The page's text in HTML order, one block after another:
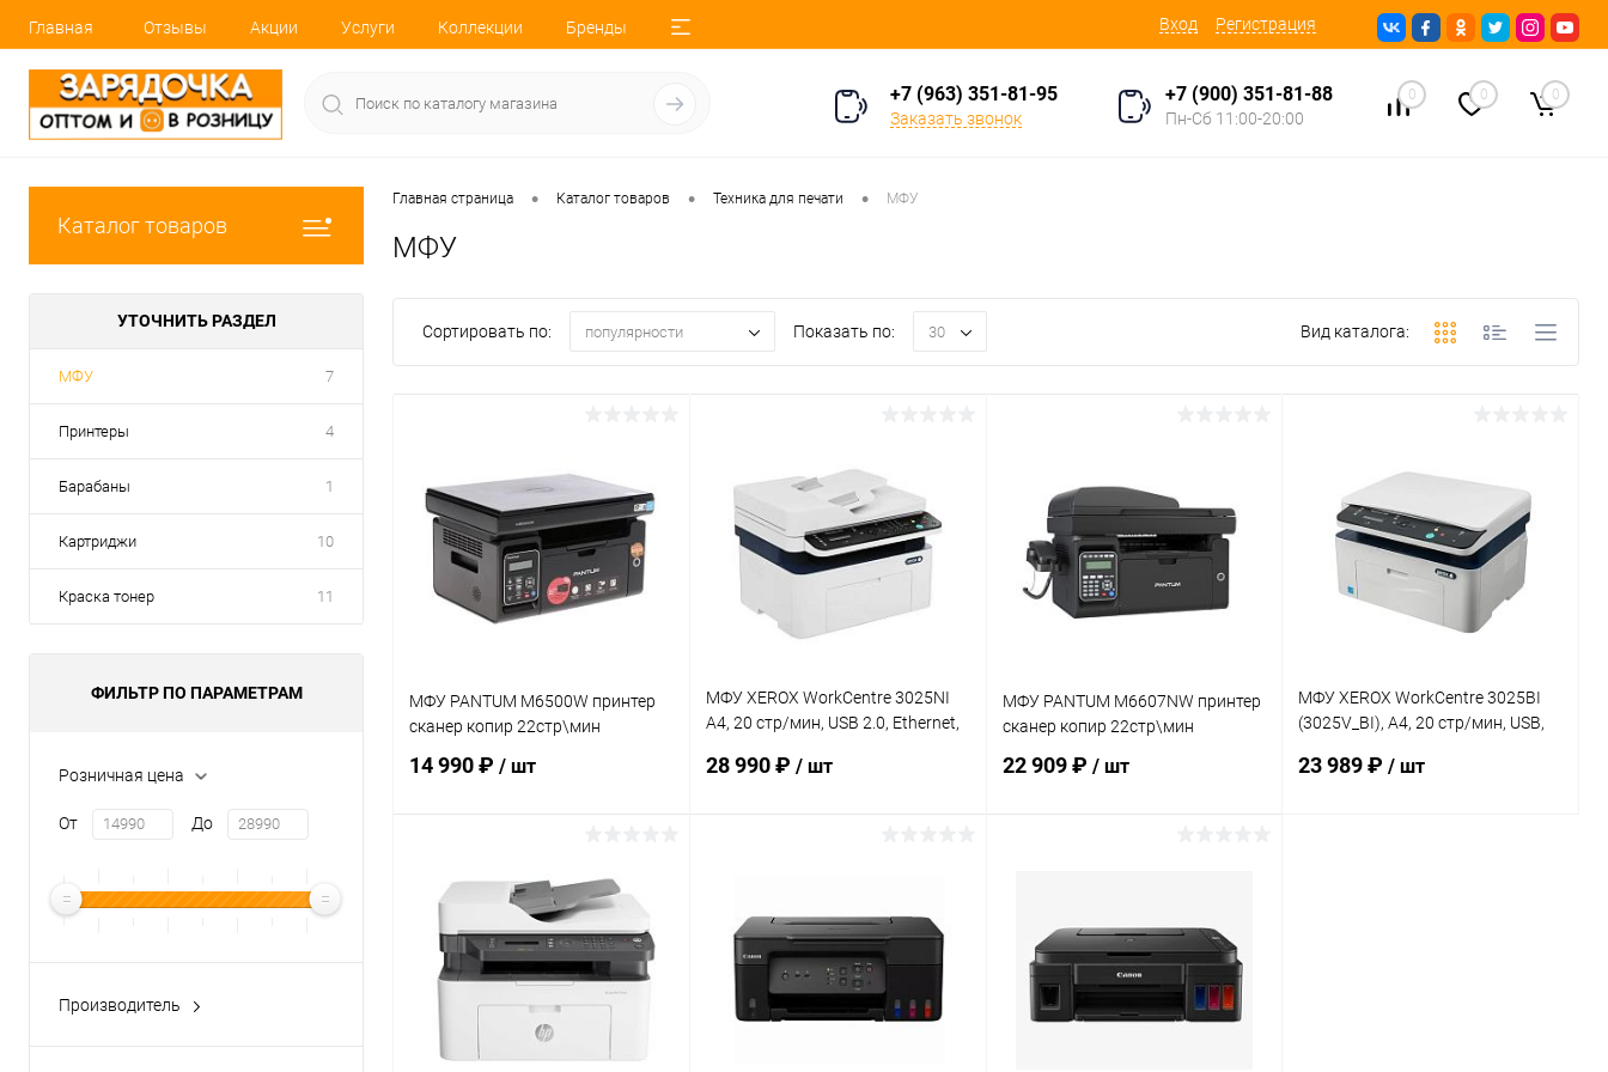
Главная Отзывы Акции Услуги Коллекции Бренды Вход Регистрация
+7 (963) 351-81-95
Заказать звонок
+7 (900) 351-81-88
Пн-Сб 11:00-20:00
0 0 0
Каталог товаров
УТОЧНИТЬ РАЗДЕЛ
МФУ 7
Принтеры 4
Барабаны 1
Картриджи 10
Краска тонер 11
ФИЛЬТР ПО ПАРАМЕТРАМ
Розничная цена
От До
Производитель
Главная страница • Каталог товаров • Техника для печати • МФУ
МФУ
Сортировать по: популярности Показать по: 30 Вид каталога:
МФУ PANTUM M6500W принтер
сканер копир 22стр\мин
14 990 ₽ / шт
Купить в 1 клик К сравнению
В избранное В наличии
МФУ XEROX WorkCentre 3025NI
A4, 20 стр/мин, USB 2.0, Ethernet,
28 990 ₽ / шт
Купить в 1 клик К сравнению
В избранное В наличии
МФУ PANTUM M6607NW принтер
сканер копир 22стр\мин
22 909 ₽ / шт
Купить в 1 клик К сравнению
В избранное В наличии
МФУ XEROX WorkCentre 3025BI
(3025V_BI), A4, 20 стр/мин, USB,
23 989 ₽/ шт